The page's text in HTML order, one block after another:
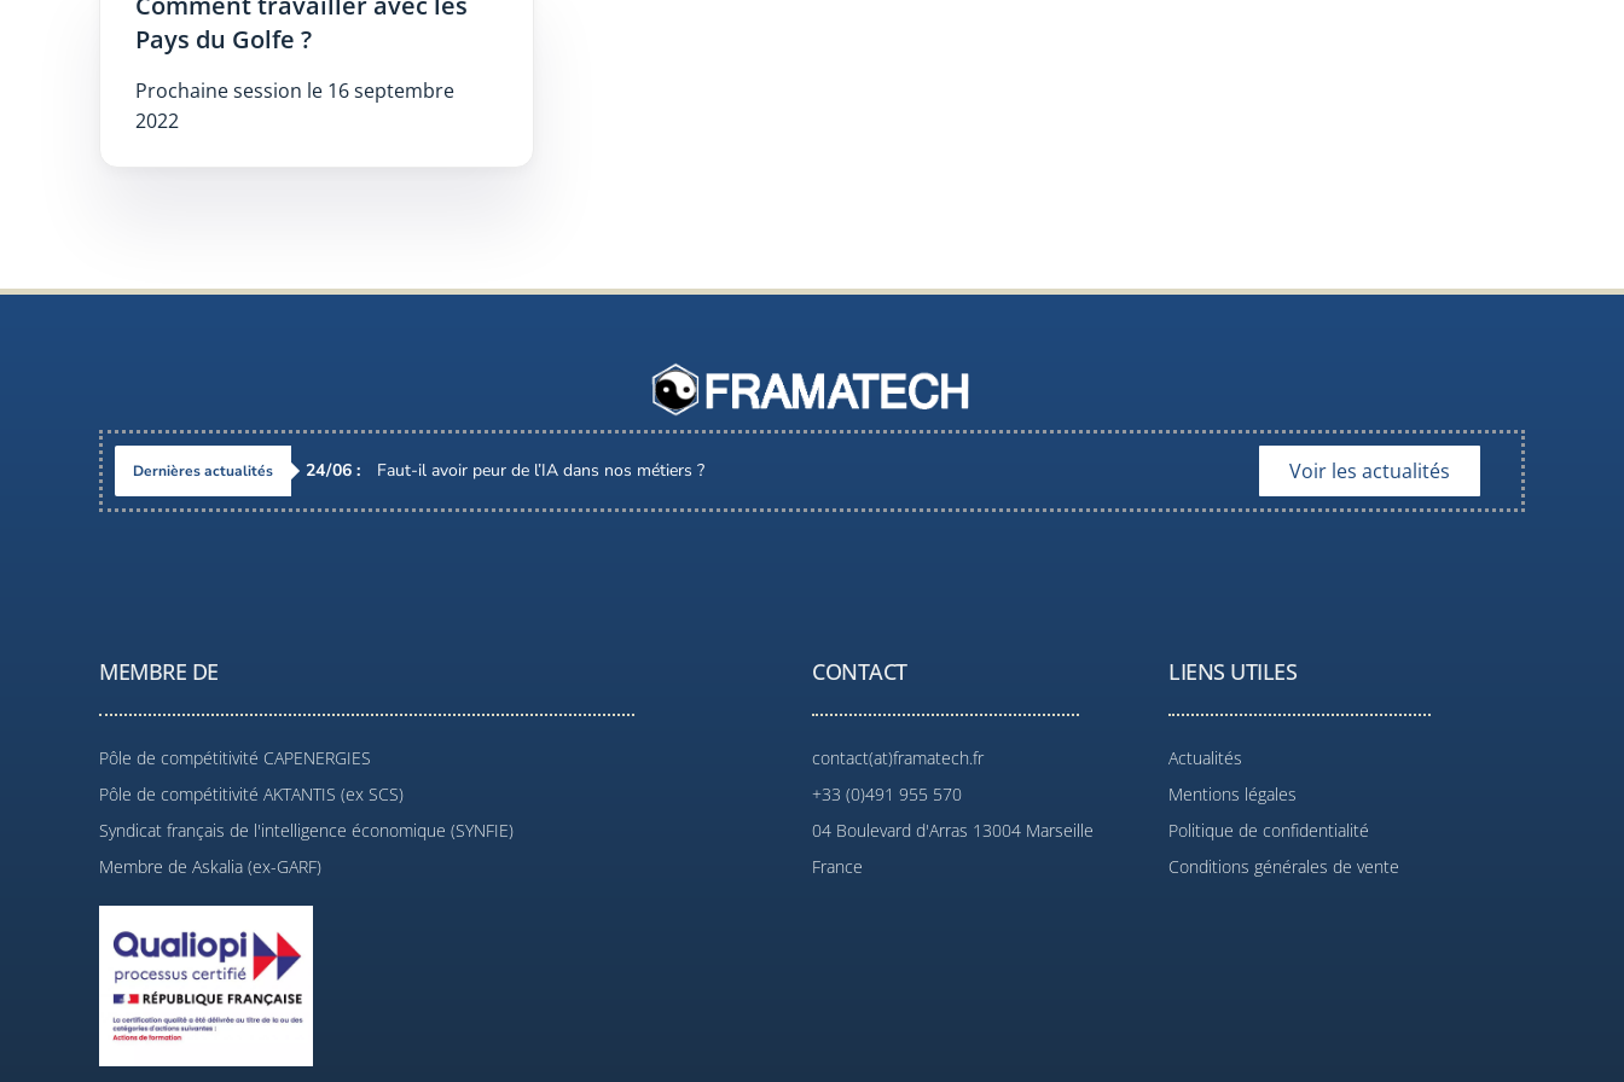
Pays du Golfe ?
Prochaine session le 16 septembre
2022
Dernières actualités 24/06 : Faut-il avoir peur de l’IA dans nos métiers ? Voir les actualités
MEMBRE DE
Pôle de compétitivité CAPENERGIES
Pôle de compétitivité AKTANTIS (ex SCS)
Syndicat français de l'intelligence économique (SYNFIE)
Membre de Askalia (ex-GARF)
CONTACT
contact(at)framatech.fr
+33 (0)491 955 570
04 Boulevard d'Arras 13004 Marseille
France
LIENS UTILES
Actualités
Mentions légales
Politique de confidentialité
Conditions générales de vente